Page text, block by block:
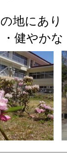
地にあり
健やかな